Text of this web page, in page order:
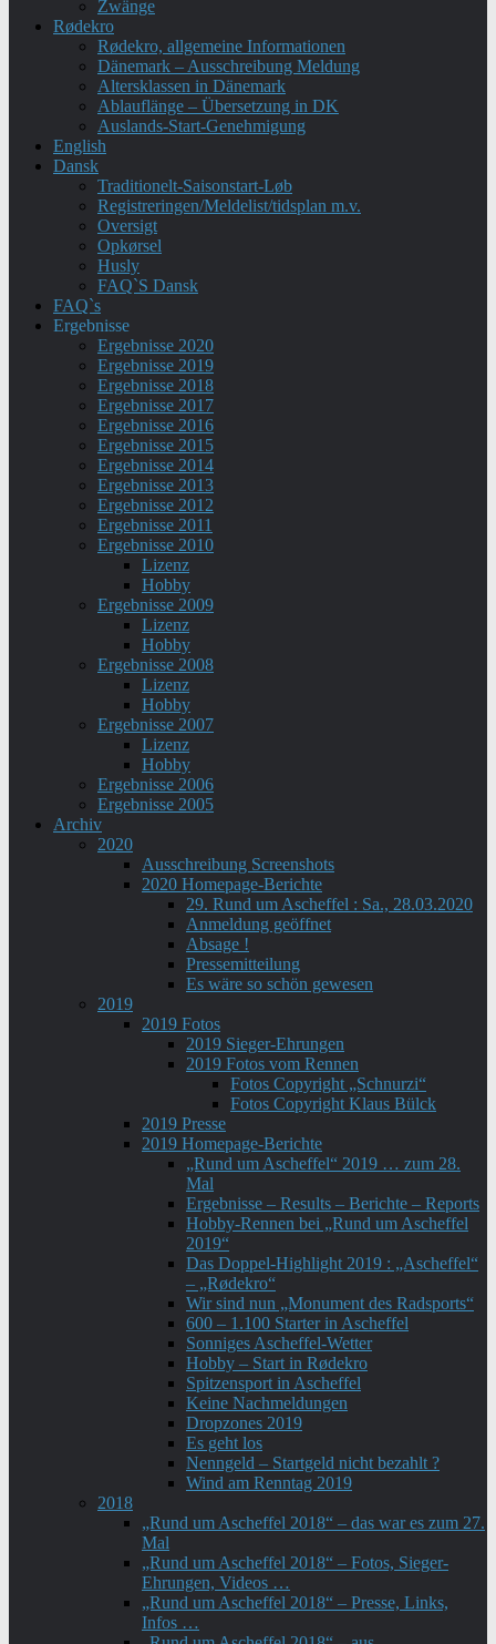
Zwänge
Rødekro
Rødekro, allgemeine Informationen
Dänemark – Ausschreibung Meldung
Altersklassen in Dänemark
Ablauflänge – Übersetzung in DK
Auslands-Start-Genehmigung
English
Dansk
Traditionelt-Saisonstart-Løb
Registreringen/Meldelist/tidsplan m.v.
Oversigt
Opkørsel
Husly
FAQ`S Dansk
FAQ`s
Ergebnisse
Ergebnisse 2020
Ergebnisse 2019
Ergebnisse 2018
Ergebnisse 2017
Ergebnisse 2016
Ergebnisse 2015
Ergebnisse 2014
Ergebnisse 2013
Ergebnisse 2012
Ergebnisse 2011
Ergebnisse 2010
Lizenz
Hobby
Ergebnisse 2009
Lizenz
Hobby
Ergebnisse 2008
Lizenz
Hobby
Ergebnisse 2007
Lizenz
Hobby
Ergebnisse 2006
Ergebnisse 2005
Archiv
2020
Ausschreibung Screenshots
2020 Homepage-Berichte
29. Rund um Ascheffel : Sa., 28.03.2020
Anmeldung geöffnet
Absage !
Pressemitteilung
Es wäre so schön gewesen
2019
2019 Fotos
2019 Sieger-Ehrungen
2019 Fotos vom Rennen
Fotos Copyright „Schnurzi“
Fotos Copyright Klaus Bülck
2019 Presse
2019 Homepage-Berichte
„Rund um Ascheffel“ 2019 … zum 28.
Mal
Ergebnisse – Results – Berichte – Reports
Hobby-Rennen bei „Rund um Ascheffel
2019“
Das Doppel-Highlight 2019 : „Ascheffel“
– „Rødekro“
Wir sind nun „Monument des Radsports“
600 – 1.100 Starter in Ascheffel
Sonniges Ascheffel-Wetter
Hobby – Start in Rødekro
Spitzensport in Ascheffel
Keine Nachmeldungen
Dropzones 2019
Es geht los
Nenngeld – Startgeld nicht bezahlt ?
Wind am Renntag 2019
2018
„Rund um Ascheffel 2018“ – das war es zum 27.
Mal
„Rund um Ascheffel 2018“ – Fotos, Sieger-
Ehrungen, Videos …
„Rund um Ascheffel 2018“ – Presse, Links,
Infos …